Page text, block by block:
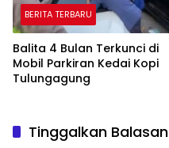
BERITA TERBARU
Balita 4 Bulan Terkunci di
Mobil Parkiran Kedai Kopi
Tulungagung
Tinggalkan Balasan